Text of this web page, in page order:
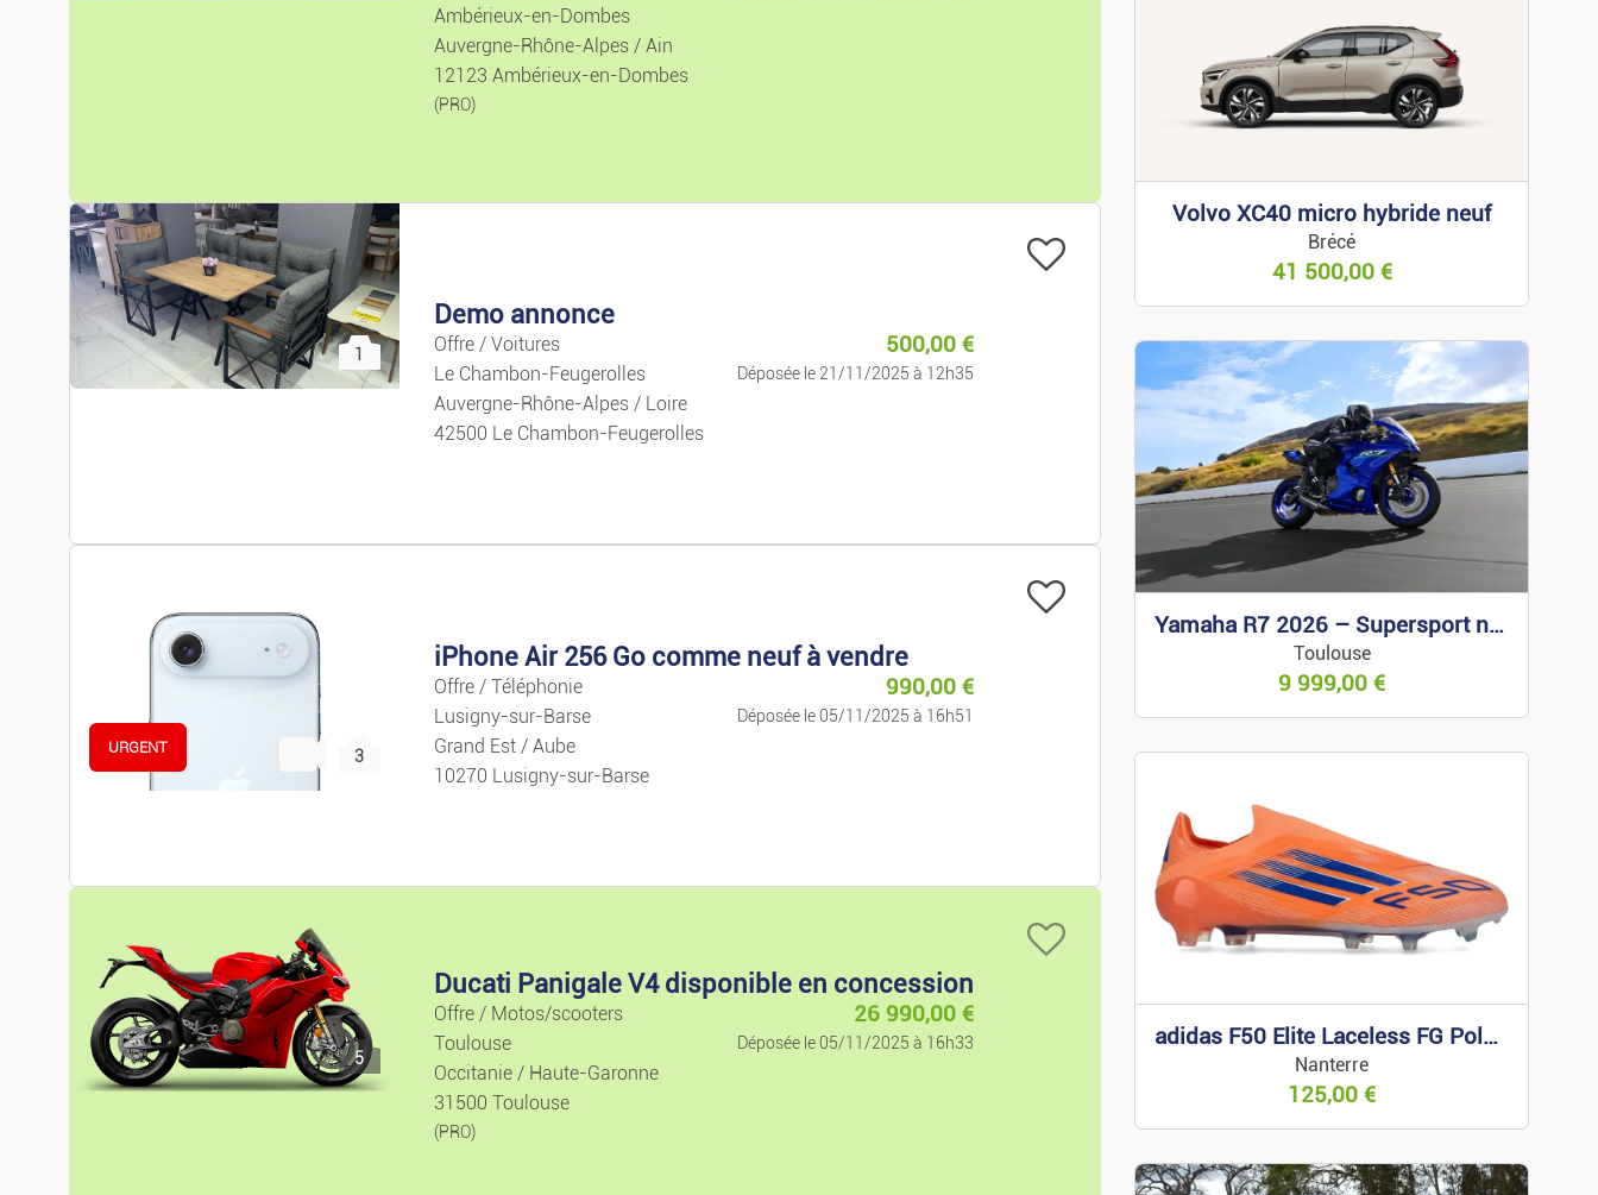
Locaux
Bureaux Et Commerces
Emplois
Images Et Sons
Ambérieux-en-Dombes
Auvergne-Rhône-Alpes / Ain
12123 Ambérieux-en-Dombes
(PRO)
1
Demo annonce
Offre / Voitures
Le Chambon-Feugerolles
Auvergne-Rhône-Alpes / Loire
42500 Le Chambon-Feugerolles
500,00 €
Déposée le 21/11/2025 à 12h35
URGENT 3
iPhone Air 256 Go comme neuf à vendre
Offre / Téléphonie
Lusigny-sur-Barse
Grand Est / Aube
10270 Lusigny-sur-Barse
990,00 €
Déposée le 05/11/2025 à 16h51
5
Ducati Panigale V4 disponible en concession
Offre / Motos/scooters
Toulouse
Occitanie / Haute-Garonne
31500 Toulouse
(PRO)
26 990,00 €
Déposée le 05/11/2025 à 16h33
Volvo XC40 micro hybride neuf
Brécé
41 500,00 €
Yamaha R7 2026 – Supersport neuve
Toulouse
9 999,00€
adidas F50 Elite Laceless FG Polar Victory 43 1/3
Nanterre
125,00€